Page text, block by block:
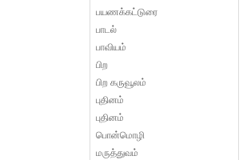
பயணக்கட்டுரை
பாடல்
பாவியம்
பிற
பிற கருவூலம்
புதினம்
புதினம்
பொன்மொழி
மருத்துவம்